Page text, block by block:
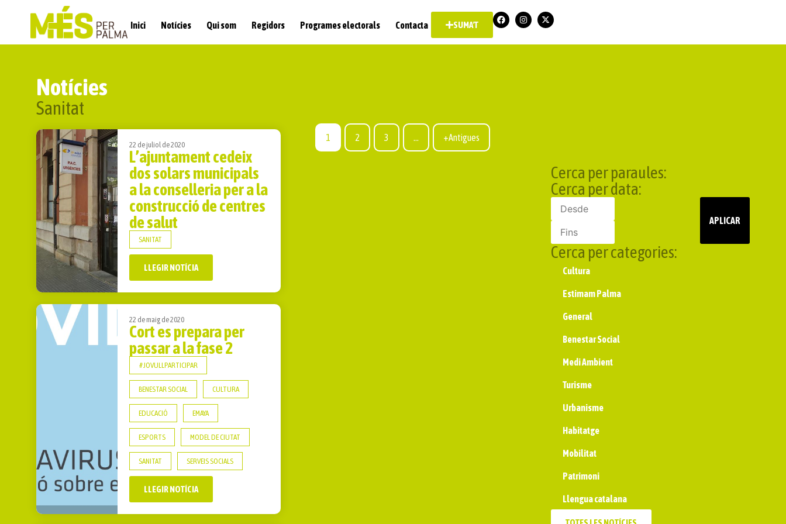
Inici Notícies Qui som Regidors Programes electorals Contacta SUMA'T
Notícies
Sanitat
22 de juliol de 2020
L’ajuntament cedeix
dos solars municipals
a la conselleria per a la
construcció de centres
de salut
SANITAT
LLEGIR NOTÍCIA
22 de maig de 2020
Cort es prepara per
passar a la fase 2
#JOVULLPARTICIPAR
BENESTAR SOCIAL CULTURA
EDUCACIÓ EMAYA
ESPORTS MODEL DE CIUTAT
SANITAT SERVEIS SOCIALS
LLEGIR NOTÍCIA
1 2 3 … +Antigues
Cerca per paraules:
Cerca per data:
APLICAR
Cerca per categories:
Cultura
Estimam Palma
General
Benestar Social
Medi Ambient
Turisme
Urbanisme
Habitatge
Mobilitat
Patrimoni
Llengua catalana